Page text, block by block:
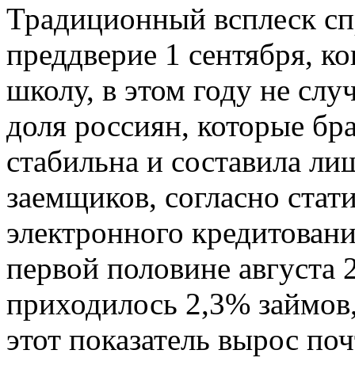
Традиционный всплеск
преддверие 1 сентября,
школу, в этом году не
доля россиян, которые
стабильна и составила
заемщиков, согласно
электронного
первой половине августа
приходилось 2,3%
этот показатель вырос